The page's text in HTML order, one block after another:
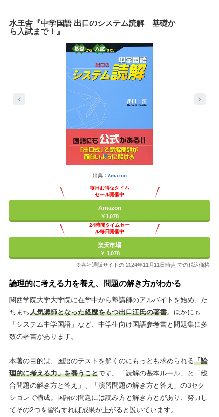
水王舎『中学国語 出口のシステム読解 基礎か
ら入試まで！』
出典： Amazon
毎日お得なタイム
セール開催中
Amazon
￥1,078
24時間タイムセー
ル毎日開催中
楽天市場
￥ 1,078
※各社通販サイトの 2024年11月11日時点 での税込価格
論理的に考える力を養え、問題の解き方がわかる
関西学院大学大学院に在学中から塾講師のアルバイトを始め、た
ちまち人気講師となった経歴をもつ出口汪氏の著書。ほかにも
「システム中学国語」など、中学生向け国語参考書と問題集に多
数の著書があります。
本著の目的は、国語のテストを解くのにもっとも求められる「論
理的に考える力」を養うことです。「読解の基本ルール」と「総
合問題の解き方と答え」、「演習問題の解き方と答え」の3セク
ションで構成。国語の問題には読み方と解き方とがあり、努力し
てその2つを習得すれば成果が上がると説いています。